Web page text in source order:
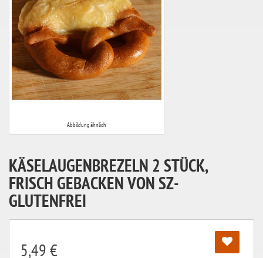
Abbildung ähnlich
KÄSELAUGENBREZELN 2 STÜCK,
FRISCH GEBACKEN VON SZ-
GLUTENFREI
5,49 €